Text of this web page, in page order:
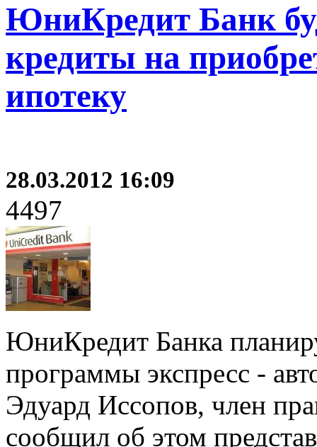
ЮниКредит Банк
кредиты на
ипотеку
28.03.2012 16:09
4497
ЮниКредит Банка
программы экспресс -
Эдуард Иссопов, член
сообщил об этом